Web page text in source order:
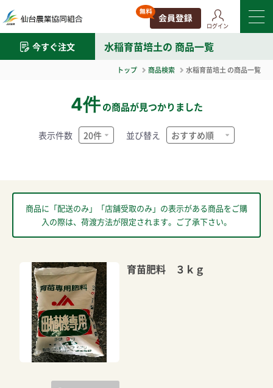
ログイン
今すぐ注文 水稲育苗培土の 商品一覧
トップ 商品検索 水稲育苗培土 の商品一覧
4件 の商品が見つかりました
表示件数 並び替え
商品に「配送のみ」「店舗受取のみ」の表示がある商品をご購
入の際は、荷渡方法が限定されます。ご了承下さい。
育苗肥料 ３ｋｇ